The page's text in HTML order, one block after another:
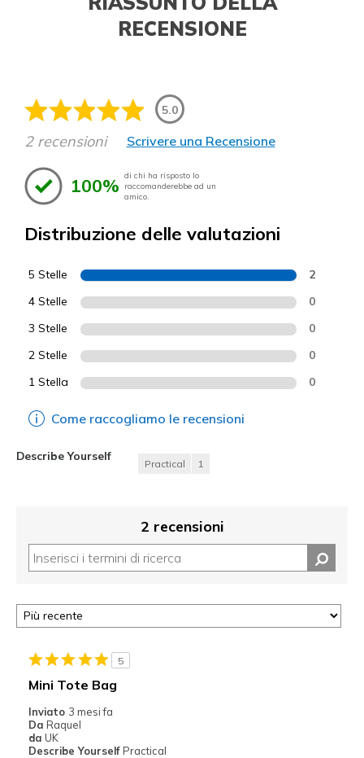
RECENSIONE
5.0
2 recensioni Scrivere una Recensione
100% di chi ha risposto lo
raccomanderebbe ad un
amico.
Distribuzione delle valutazioni
5 Stelle 2
4 Stelle 0
3 Stelle 0
2 Stelle 0
1 Stella 0
Come raccogliamo le recensioni
Describe Yourself
Practical 1
2 recensioni
5
Mini Tote Bag
Inviato 3 mesi fa
Da Raquel
da UK
Describe Yourself Practical